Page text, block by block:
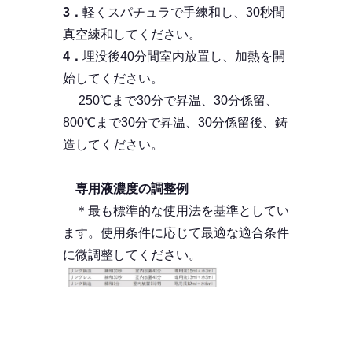
3． 軽くスパチュラで手練和し、30秒間
真空練和してください。
4． 埋没後40分間室内放置し、加熱を開
始してください。
250℃まで30分で昇温、30分係留、
800℃まで30分で昇温、30分係留後、鋳
造してください。
専用液濃度の調整例
＊最も標準的な使用法を基準としてい
ます。使用条件に応じて最適な適合条件
に微調整してください。